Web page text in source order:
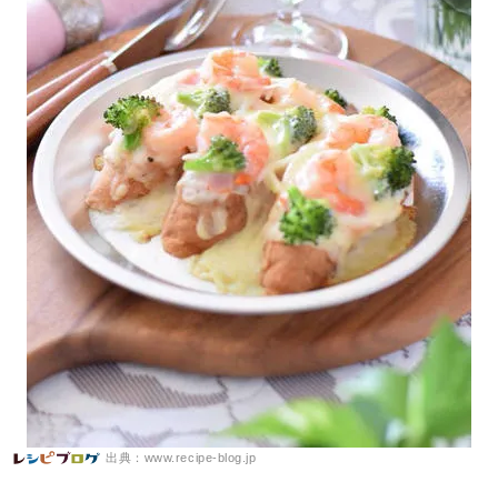
出典：www.recipe-blog.jp